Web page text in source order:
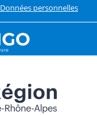
Données personnelles